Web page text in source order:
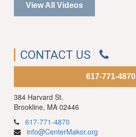
View All Videos
CONTACT US
617-771-4870
384 Harvard St.
Brookline, MA 02446
617-771-4870
info@CenterMakor.org